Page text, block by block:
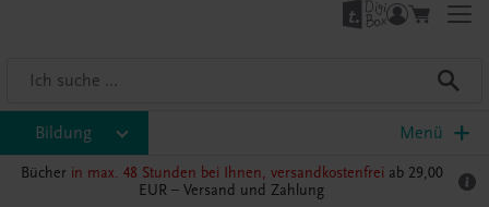
Bildung Menü
Bücher in max. 48 Stunden bei Ihnen, versandkostenfrei ab 29,00
EUR – Versand und Zahlung